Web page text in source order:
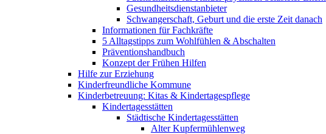
Gesundheitsdienstanbieter
Schwangerschaft, Geburt und die erste Zeit danach
Informationen für Fachkräfte
5 Alltagstipps zum Wohlfühlen & Abschalten
Präventionshandbuch
Konzept der Frühen Hilfen
Hilfe zur Erziehung
Kinderfreundliche Kommune
Kinderbetreuung: Kitas & Kindertagespflege
Kindertagesstätten
Städtische Kindertagesstätten
Alter Kupfermühlenweg